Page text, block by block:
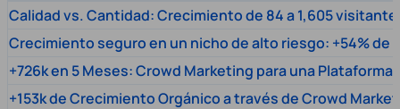
Calidad vs. Cantidad: Crecimiento de 84 a 1,605
Crecimiento seguro en un nicho de alto riesgo: +54% de
+726k en 5 Meses: Crowd Marketing para una
+153k de Crecimiento Orgánico a través de Crowd